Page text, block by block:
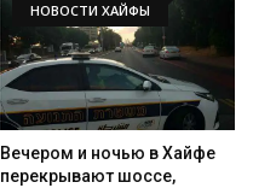
НОВОСТИ ХАЙФЫ
Вечером и ночью в Хайфе
перекрывают шоссе,